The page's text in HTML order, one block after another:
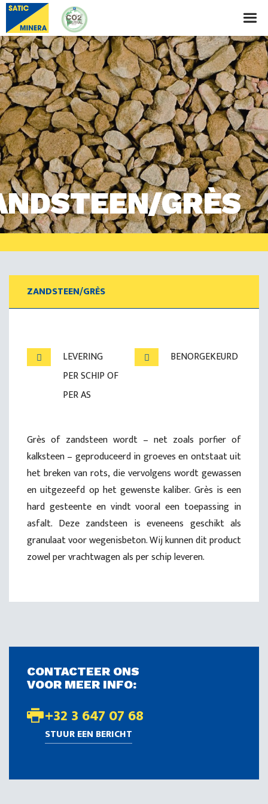
GRÈS
ZANDSTEEN/GRÈS
LEVERING
PER SCHIP OF
PER AS
BENORGEKEURD
Grès of zandsteen wordt – net zoals porfier of
kalksteen – geproduceerd in groeves en ontstaat uit
het breken van rots, die vervolgens wordt gewassen
en uitgezeefd op het gewenste kaliber. Grès is een
hard gesteente en vindt vooral een toepassing in
asfalt. Deze zandsteen is eveneens geschikt als
granulaat voor wegenisbeton. Wij kunnen dit product
zowel per vrachtwagen als per schip leveren.
CONTACTEER ONS
VOOR MEER INFO:
+32 3 647 07 68
STUUR EEN BERICHT